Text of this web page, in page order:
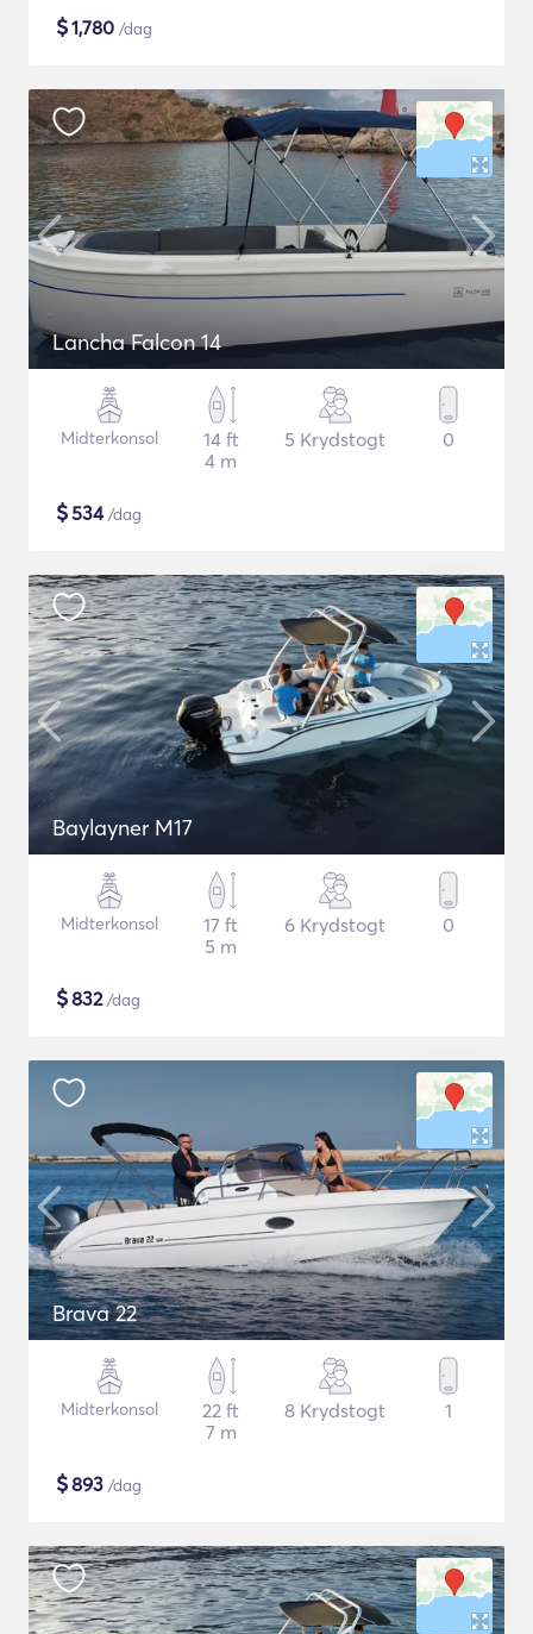
$1,780 /dag
Lancha Falcon 14
Midterkonsol
14 ft
4 m
5 Krydstogt 0
$534/dag
Baylayner M17
Midterkonsol
17 ft
5 m
6 Krydstogt 0
$832/dag
Brava 22
Midterkonsol
22 ft
7 m
8 Krydstogt 1
$893 /dag